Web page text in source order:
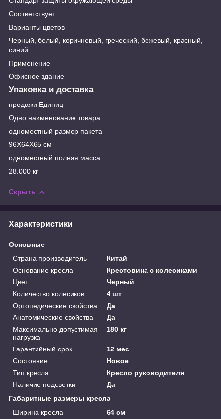
Соответствует
Варианты цветов
Черный, белый, коричневый, греческий, бежевый, красный,
синий
Применение
Офисное здание
Упаковка и доставка
продажи Единиц
Одно наименование товара
одноместный размер пакета
96X64X65 см
одноместный полная масса
28.000 кг
Скрыть
Характеристики
Основные
Страна производитель
Китай
Основание кресла
Крестовина с колесиками
Цвет
Черный
Количество колесиков
4 шт
Ортопедические свойства
Да
Анатомические свойства
Да
Максимально допустимая
нагрузка
180 кг
Гарантийный срок
12 мес
Состояние
Новое
Тип кресла
Кресло руководителя
Наличие подсветки
Да
Габаритные размеры кресла
Ширина кресла
64 см